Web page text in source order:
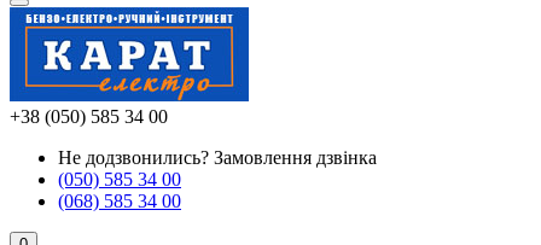
+38 (050) 585 34 00
Не додзвонились? Замовлення дзвінка
(050) 585 34 00
(068) 585 34 00